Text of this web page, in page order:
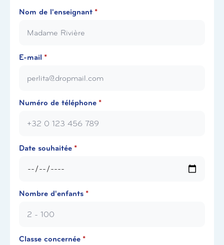
Nom de l'enseignant *
E-mail *
Numéro de téléphone *
Date souhaitée *
Nombre d'enfants *
Classe concernée *